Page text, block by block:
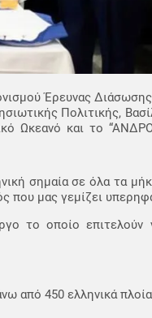
Έρευνας
Πολιτικής,
Ωκεανό και το
σημαία σε όλα τα
που μας γεμίζει
το οποίο επιτελούν
από 450 ελληνικά